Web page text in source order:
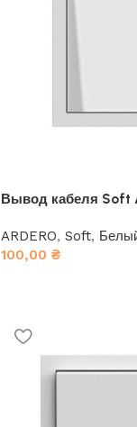
Вывод кабеля Soft
ARDERO, Soft,
100,00 ₴